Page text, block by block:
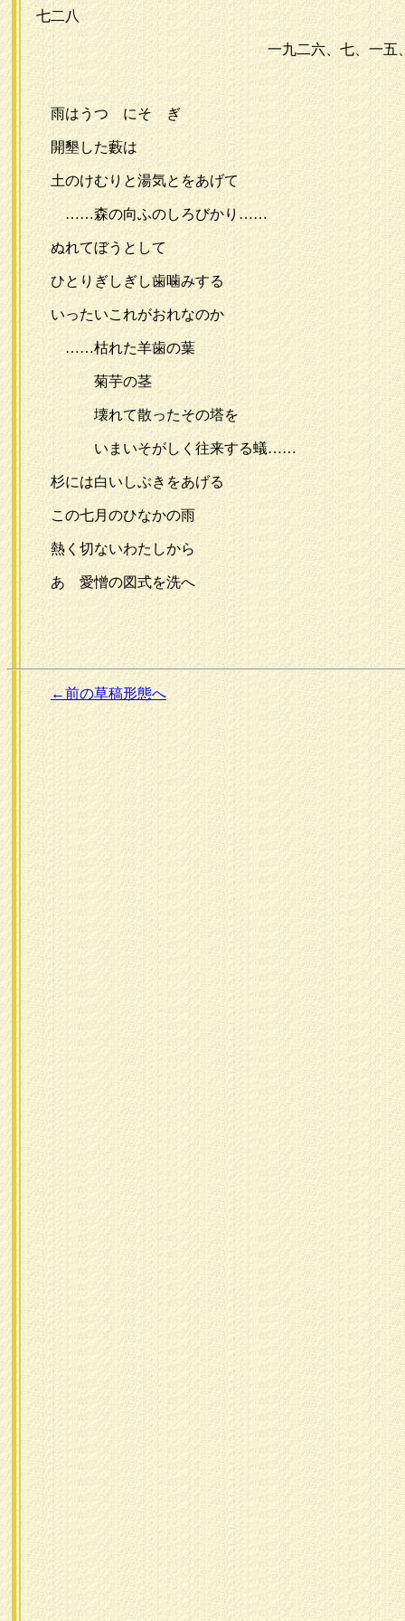
七二八
一九二六、七、一五
雨はうつゝにそゝぎ
開墾した藪は
土のけむりと湯気とをあげて
……森の向ふのしろびかり……
ぬれてぼうとして
ひとりぎしぎし歯噛みする
いったいこれがおれなのか
……枯れた羊歯の葉
菊芋の茎
壊れて散ったその塔を
いまいそがしく往来する蟻……
杉には白いしぶきをあげる
この七月のひなかの雨
熱く切ないわたしから
あゝ愛憎の図式を洗へ
←前の草稿形態へ